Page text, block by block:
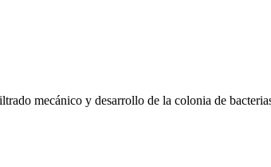
mecánico y desarrollo de la colonia de